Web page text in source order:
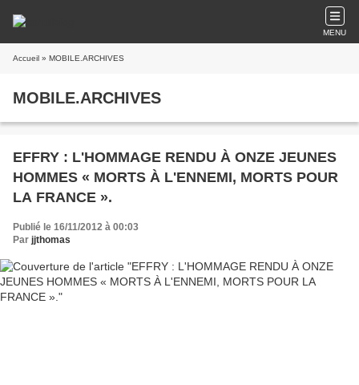
MENU
Accueil » MOBILE.ARCHIVES
MOBILE.ARCHIVES
EFFRY : L'HOMMAGE RENDU À ONZE JEUNES
HOMMES « MORTS À L'ENNEMI, MORTS POUR
LA FRANCE ».
Publié le 16/11/2012 à 00:03
Par jjthomas